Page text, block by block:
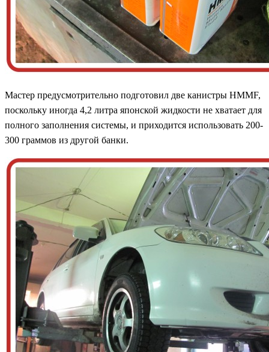
Мастер предусмотрительно подготовил две канистры HMMF,
поскольку иногда 4,2 литра японской жидкости не хватает для
полного заполнения системы, и приходится использовать 200-
300 граммов из другой банки.